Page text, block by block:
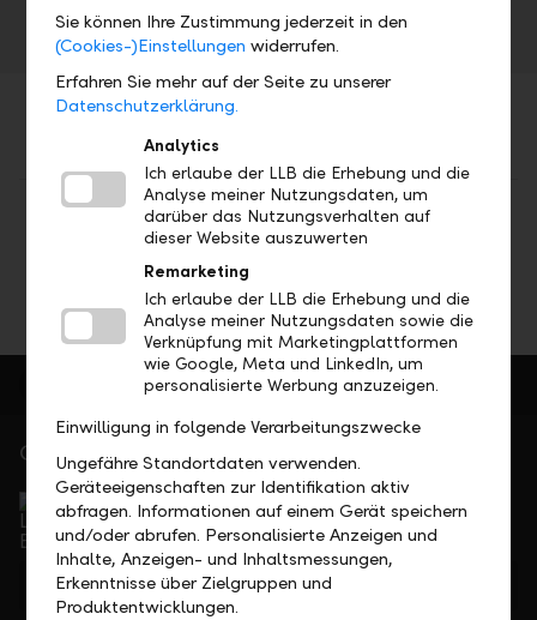
Teilen Drucken
Gerne für Sie da
Service Direkt
Telefonisch erreichbar von Montag bis Freitag, 08.00
bis 17.30 Uhr
+423 236 88 11
Sie können Ihre Zustimmung jederzeit in den
(Cookies-)Einstellungen widerrufen.
Erfahren Sie mehr auf der Seite zu unserer
Datenschutzerklärung.
Analytics
Ich erlaube der LLB die Erhebung und die
Analyse meiner Nutzungsdaten, um
darüber das Nutzungsverhalten auf
dieser Website auszuwerten
Remarketing
Ich erlaube der LLB die Erhebung und die
Analyse meiner Nutzungsdaten sowie die
Verknüpfung mit Marketingplattformen
wie Google, Meta und LinkedIn, um
personalisierte Werbung anzuzeigen.
Einwilligung in folgende Verarbeitungszwecke
Ungefähre Standortdaten verwenden.
Geräteeigenschaften zur Identifikation aktiv
abfragen. Informationen auf einem Gerät speichern
und/oder abrufen. Personalisierte Anzeigen und
Inhalte, Anzeigen- und Inhaltsmessungen,
Erkenntnisse über Zielgruppen und
Produktentwicklungen.